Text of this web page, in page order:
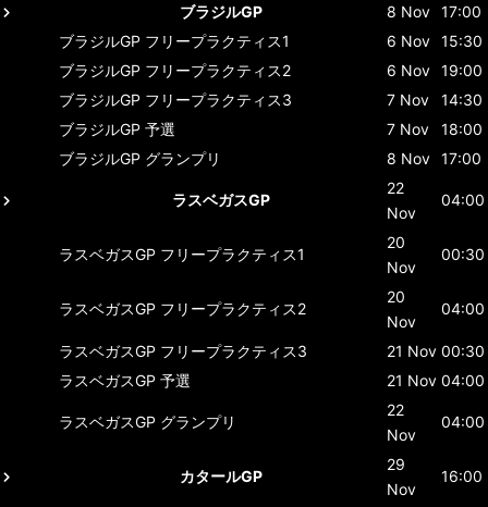
ブラジルGP
8 Nov 17:00
ブラジルGP フリープラクティス1 6 Nov 15:30
ブラジルGP フリープラクティス2 6 Nov 19:00
ブラジルGP フリープラクティス3 7 Nov
14:30
ブラジルGP 予選 7 Nov
18:00
ブラジルGP グランプリ 8 Nov 17:00
ラスベガスGP
22
Nov
04:00
ラスベガスGP フリープラクティス1
20
Nov
00:30
ラスベガスGP フリープラクティス2
20
Nov
04:00
ラスベガスGP フリープラクティス3 21 Nov 00:30
ラスベガスGP 予選 21 Nov 04:00
ラスベガスGP グランプリ
22
Nov
04:00
カタールGP
29
Nov
16:00